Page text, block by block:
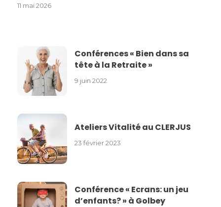
11 mai 2026
Conférences « Bien dans sa
tête à la Retraite »
9 juin 2022
Ateliers Vitalité au CLERJUS
23 février 2023
Conférence « Ecrans: un jeu
d’enfants? » à Golbey